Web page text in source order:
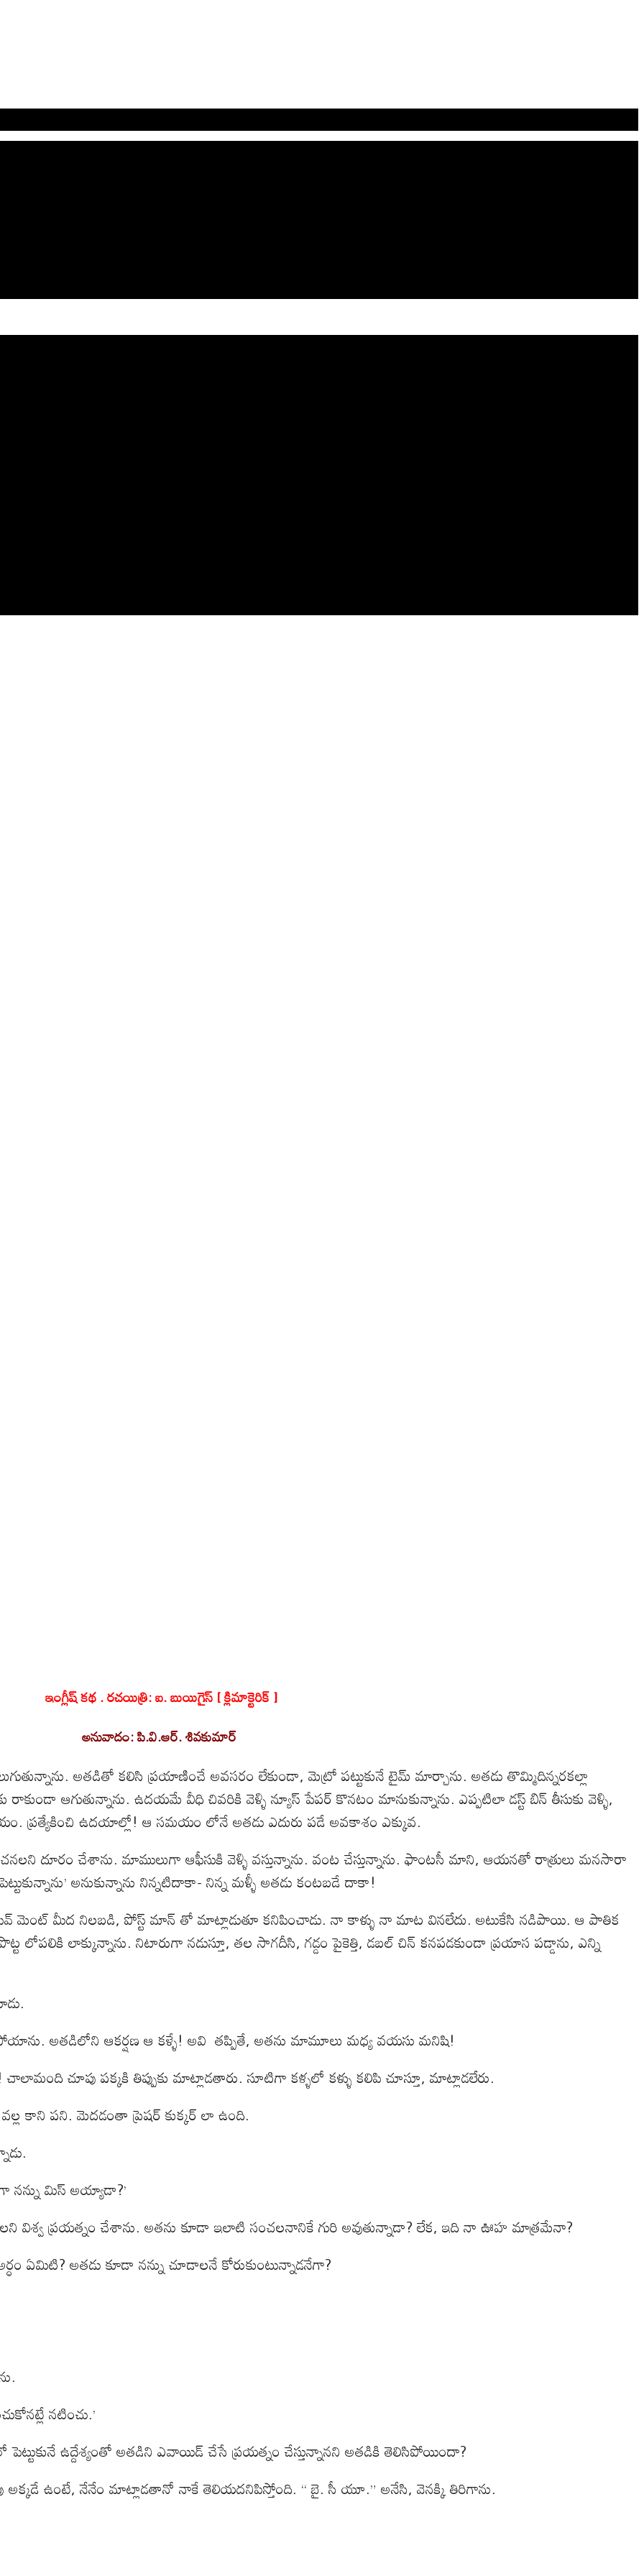
ఇంగ్లీష్ కథ . రచయిత్రి: ఐ. బుయిగైస్ [ క్లిమాక్టెరిక్ ]
అనువాదం: పి.వి.ఆర్. శివకుమార్
అతడితో కలిసి ప్రయాణించే అవసరం లేకుండా, మెట్రో పట్టుకునే టైమ్ మార్చాను. అతడు తొమ్మిదిన్నరకల్లా
ఆగుతున్నాను. ఉదయమే వీధి చివరికి వెళ్ళి న్యూస్ పేపర్ కొనటం మానుకున్నాను. ఎప్పటిలా డస్ట్ బిన్ తీసుకు వెళ్ళి,
ప్రత్యేకించి ఉదయాల్లో! ఆ సమయం లోనే అతడు ఎదురు పడే అవకాశం ఎక్కువ.
దూరం చేశాను. మాములుగా ఆఫీసుకి వెళ్ళి వస్తున్నాను. వంట చేస్తున్నాను. ఫాంటసీ మాని, ఆయనతో రాత్రులు మనసారా
అనుకున్నాను నిన్నటిదాకా- నిన్న మళ్ళీ అతడు కంటబడే దాకా!
పేవ్ మెంట్ మీద నిలబడి, పోస్ట్ మాన్ తో మాట్లాడుతూ కనిపించాడు. నా కాళ్ళు నా మాట వినలేదు. అటుకేసి నడిపాయి. ఆ పాతిక
లోపలికి లాక్కున్నాను. నిటారుగా నడుస్తూ, తల సాగదీసి, గడ్డం పైకెత్తి, డబల్ చిన్ కనపడకుండా ప్రయాస పడ్డాను, ఎన్ని
అతడిలోని ఆకర్షణ ఆ కళ్ళే! అవి తప్పితే, అతను మామూలు మధ్య వయసు మనిషి!
చూపు పక్కకి తిప్పుకు మాట్లాడతారు. సూటిగా కళ్ళలో కళ్ళు కలిపి చూస్తూ, మాట్లాడలేరు.
కాని పని. మెదడంతా ప్రెషర్ కుక్కర్ లా ఉంది.
నన్ను మిస్ అయ్యాడా?’
విశ్వ ప్రయత్నం చేశాను. అతను కూడా ఇలాటి సంచలనానికే గురి అవుతున్నాడా? లేక, ఇది నా ఊహ మాత్రమేనా?
ఏమిటి? అతడు కూడా నన్ను చూడాలనే కోరుకుంటున్నాడనేగా?
నటించు.’
ఉద్దేశ్యంతో అతడిని ఎవాయిడ్ చేసే ప్రయత్నం చేస్తున్నానని అతడికి తెలిసిపోయిందా?
అక్కడే ఉంటే, నేనేం మాట్లాడతానో నాకే తెలియదనిపిస్తోంది. “ బై. సీ యూ.” అనేసి, వెనక్కి తిరిగాను.